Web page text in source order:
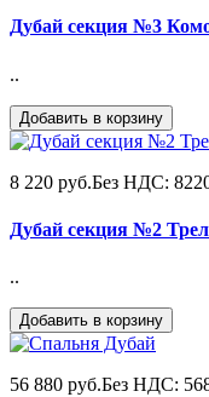
Дубай секция №3
..
Добавить в корзину
8 220 руб.Без НДС:
Дубай секция №2
..
Добавить в корзину
56 880 руб.Без НДС: